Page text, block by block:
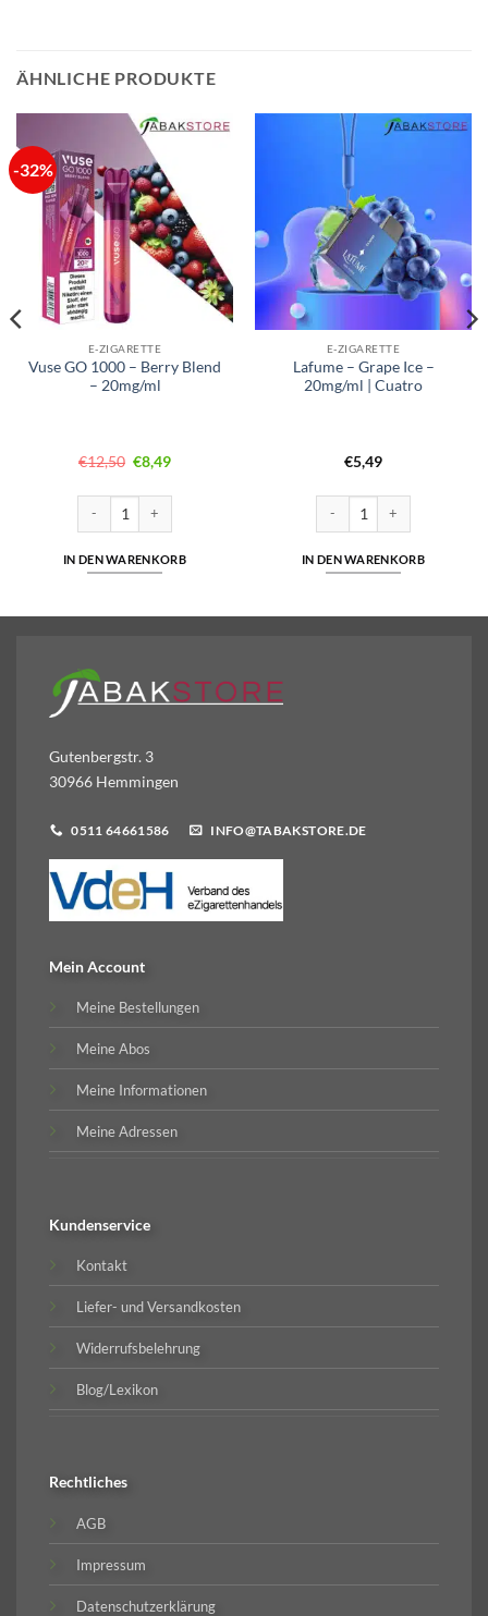
ÄHNLICHE PRODUKTE
-32%
E-ZIGARETTE
Vuse GO 1000 – Berry Blend
– 20mg/ml
€12,50 Ursprünglicher
Preis
€8,49Aktueller
IN DEN WARENKORB
E-ZIGARETTE
Lafume – Grape Ice –
20mg/ml | Cuatro
€5,49
IN DEN WARENKORB
Gutenbergstr. 3
30966 Hemmingen
0511 64661586 INFO@TABAKSTORE.DE
Mein Account
Meine Bestellungen
Meine Abos
Meine Informationen
Meine Adressen
Kundenservice
Kontakt
Liefer- und Versandkosten
Widerrufsbelehrung
Blog/Lexikon
Rechtliches
AGB
Impressum
Datenschutzerklärung